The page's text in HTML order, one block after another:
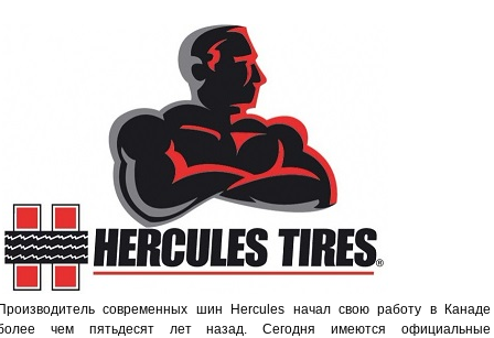
современных шин Hercules начал свою работу в Канаде
чем пятьдесят лет назад. Сегодня имеются официальные